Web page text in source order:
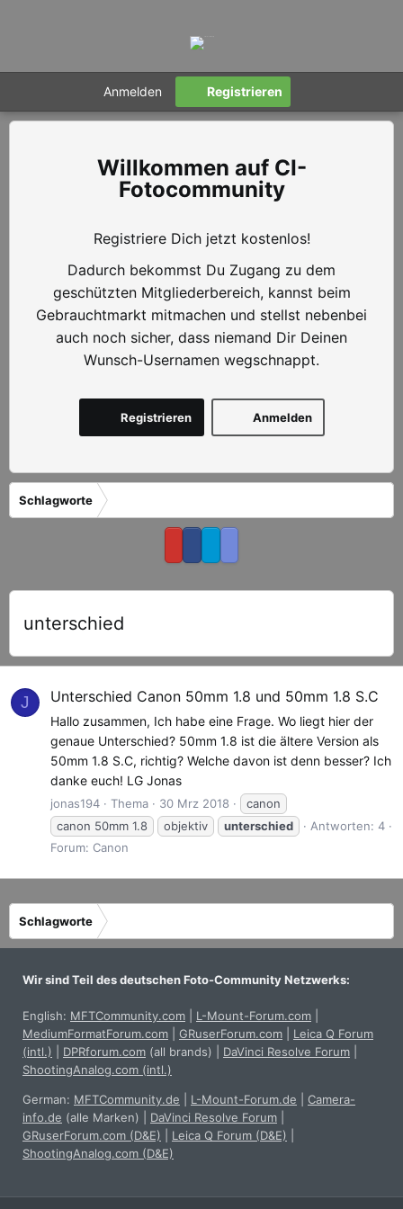
Anmelden Registrieren
CI-
Fotocommunity
Registriere Dich jetzt kostenlos!
Dadurch bekommst Du Zugang zu dem
geschützten Mitgliederbereich, kannst beim
Gebrauchtmarkt mitmachen und stellst nebenbei
auch noch sicher, dass niemand Dir Deinen
Wunsch-Usernamen wegschnappt.
Anmelden
Registrieren
Schlagworte
unterschied
J Unterschied Canon 50mm 1.8 und 50mm 1.8 S.C
Hallo zusammen, Ich habe eine Frage. Wo liegt hier der
genaue Unterschied? 50mm 1.8 ist die ältere Version als
50mm 1.8 S.C, richtig? Welche davon ist denn besser? Ich
danke euch! LG Jonas
jonas194 Thema 30 Mrz 2018
canon
canon 50mm 1.8
objektiv unterschied
Antworten: 4
Forum: Canon
Schlagworte
Wir sind Teil des deutschen Foto-Community Netzwerks:
English: MFTCommunity.com L-Mount-Forum.com
MediumFormatForum.com
GRuserForum.com
Leica Q Forum
(intl.)
DPRforum.com (all brands) DaVinci Resolve Forum
ShootingAnalog.com (intl.)
German: MFTCommunity.de L-Mount-Forum.de
Camera-
info.de (alle Marken) DaVinci Resolve Forum
GRuserForum.com (D&E)
Leica Q Forum (D&E)
ShootingAnalog.com (D&E)